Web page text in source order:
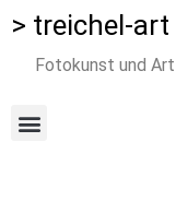
> treichel-art
Fotokunst und Art